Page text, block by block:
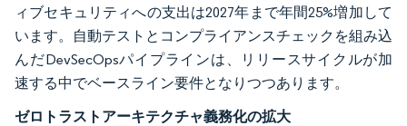
ィブセキュリティへの支出は2027年まで年間25%増加して
います。自動テストとコンプライアンスチェックを組み込
んだDevSecOpsパイプラインは、リリースサイクルが加
速する中でベースライン要件となりつつあります。
ゼロトラストアーキテクチャ義務化の拡大